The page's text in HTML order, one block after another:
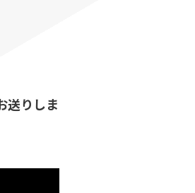
送りしま